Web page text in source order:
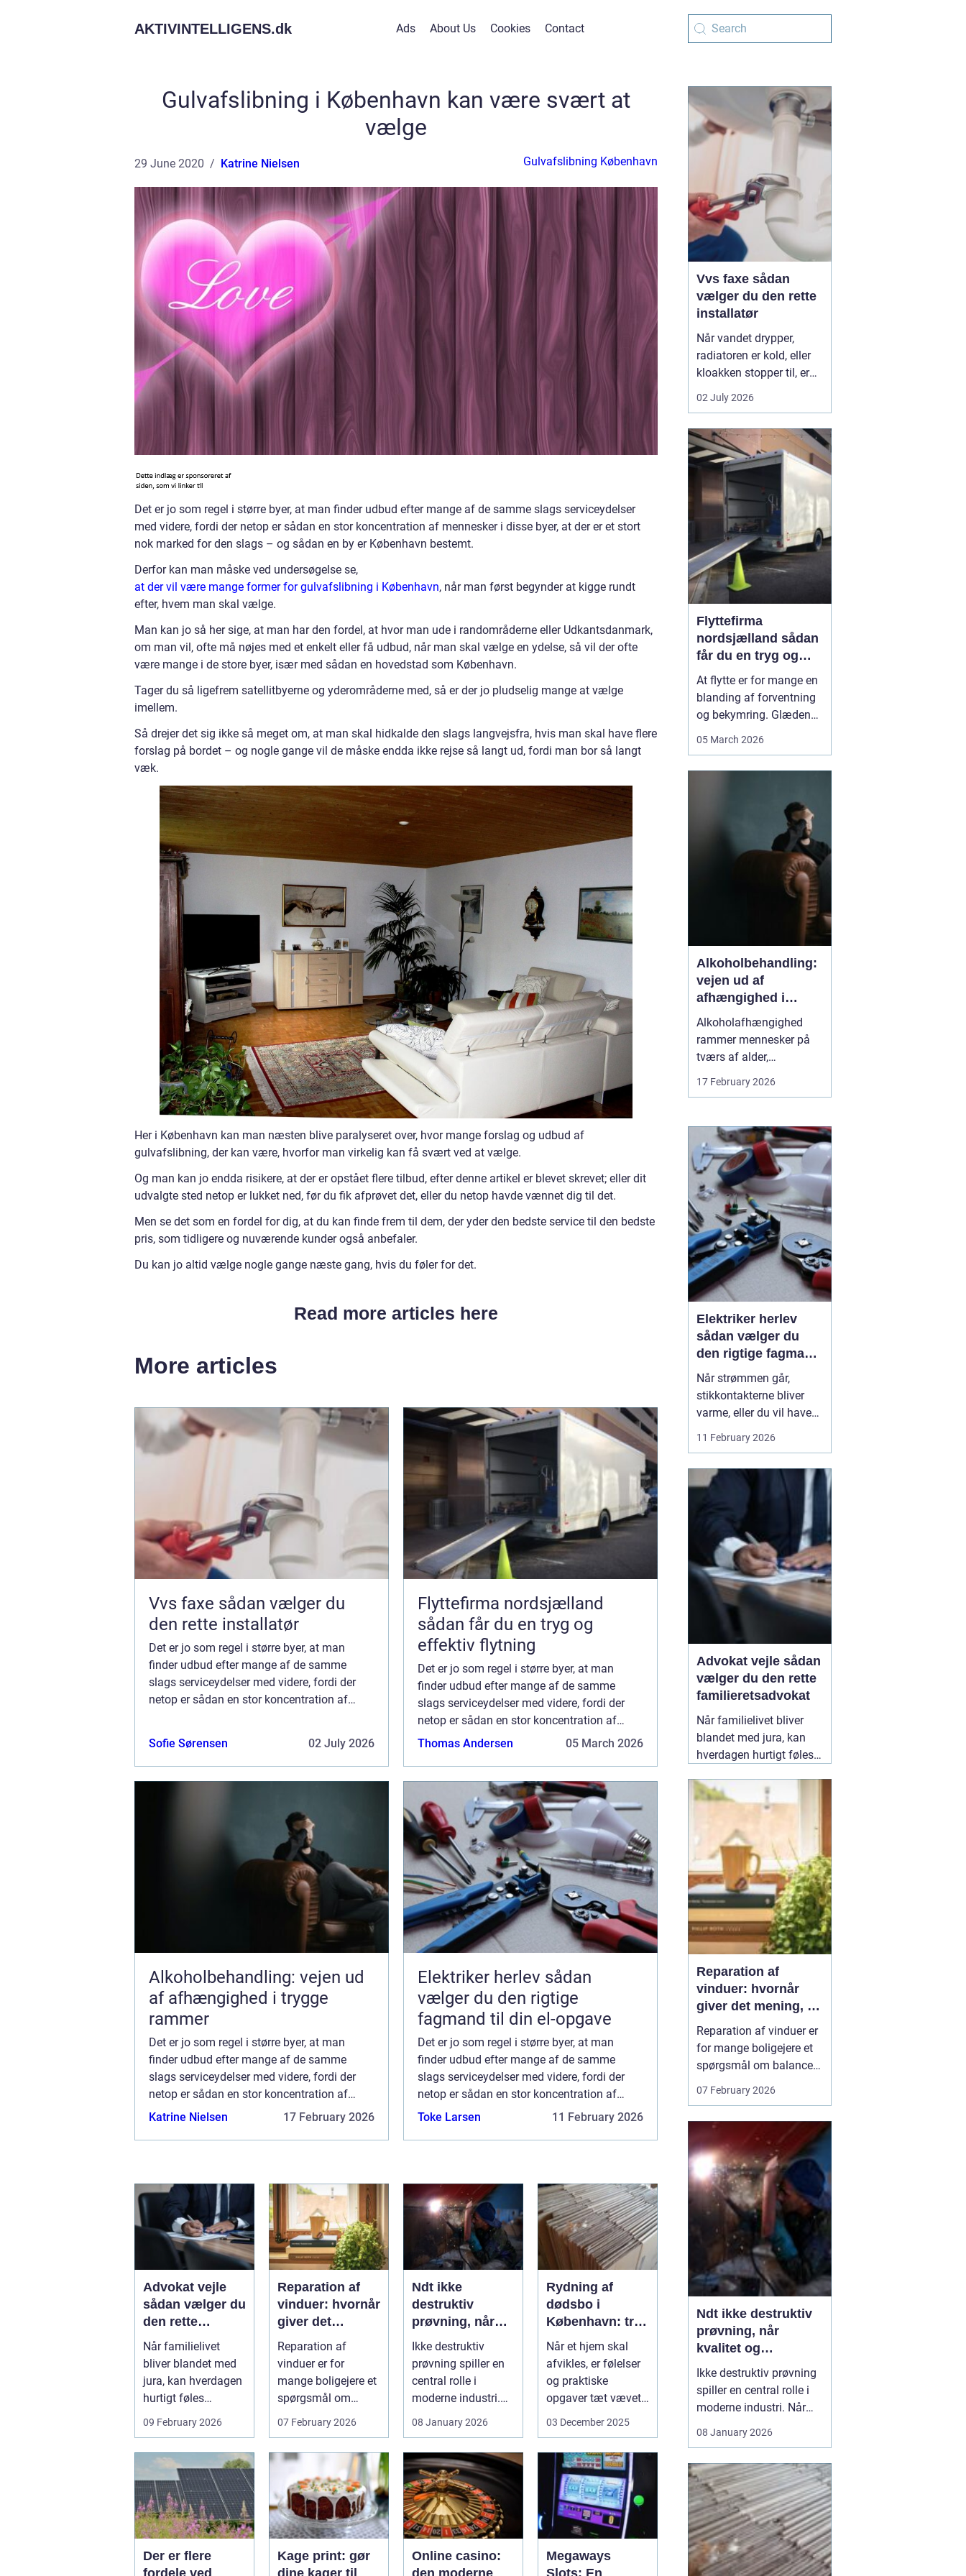
AKTIVINTELLIGENS.dk Ads About Us Cookies Contact
Gulvafslibning i København kan være svært at
vælge
29 June 2020 Katrine Nielsen Gulvafslibning København
Det er jo som regel i større byer, at man finder udbud efter mange af de samme slags serviceydelser
med videre, fordi der netop er sådan en stor koncentration af mennesker i disse byer, at der er et stort
nok marked for den slags – og sådan en by er København bestemt.
Derfor kan man måske ved undersøgelse se,
at der vil være mange former for gulvafslibning i København, når man først begynder at kigge rundt
efter, hvem man skal vælge.
Man kan jo så her sige, at man har den fordel, at hvor man ude i randområderne eller Udkantsdanmark,
om man vil, ofte må nøjes med et enkelt eller få udbud, når man skal vælge en ydelse, så vil der ofte
være mange i de store byer, især med sådan en hovedstad som København.
Tager du så ligefrem satellitbyerne og yderområderne med, så er der jo pludselig mange at vælge
imellem.
Så drejer det sig ikke så meget om, at man skal hidkalde den slags langvejsfra, hvis man skal have flere
forslag på bordet – og nogle gange vil de måske endda ikke rejse så langt ud, fordi man bor så langt
væk.
Her i København kan man næsten blive paralyseret over, hvor mange forslag og udbud af
gulvafslibning, der kan være, hvorfor man virkelig kan få svært ved at vælge.
Og man kan jo endda risikere, at der er opstået flere tilbud, efter denne artikel er blevet skrevet; eller dit
udvalgte sted netop er lukket ned, før du fik afprøvet det, eller du netop havde vænnet dig til det.
Men se det som en fordel for dig, at du kan finde frem til dem, der yder den bedste service til den bedste
pris, som tidligere og nuværende kunder også anbefaler.
Du kan jo altid vælge nogle gange næste gang, hvis du føler for det.
Read more articles here
More articles
Vvs faxe sådan vælger du
den rette installatør
Det er jo som regel i større byer, at man
finder udbud efter mange af de samme
slags serviceydelser med videre, fordi der
netop er sådan en stor koncentration af
Sofie Sørensen 02 July 2026
Flyttefirma nordsjælland
sådan får du en tryg og
effektiv flytning
Det er jo som regel i større byer, at man
finder udbud efter mange af de samme
slags serviceydelser med videre, fordi der
netop er sådan en stor koncentration af
mennesker i disse byer, at der er et stort nok
Thomas Andersen 05 March 2026
Alkoholbehandling: vejen ud
af afhængighed i trygge
rammer
Det er jo som regel i større byer, at man
finder udbud efter mange af de samme
slags serviceydelser med videre, fordi der
netop er sådan en stor koncentration af
mennesker i disse byer, at der er et stort nok
Katrine Nielsen 17 February 2026
Elektriker herlev sådan
vælger du den rigtige
fagmand til din el-opgave
Det er jo som regel i større byer, at man
finder udbud efter mange af de samme
slags serviceydelser med videre, fordi der
netop er sådan en stor koncentration af
mennesker i disse byer, at der er et stort nok
Toke Larsen 11 February 2026
Advokat vejle
sådan vælger du
den rette
familieretsadvok
at
Når familielivet
bliver blandet med
jura, kan hverdagen
hurtigt føles
uoverskuelig.
09 February 2026
Reparation af
vinduer: hvornår
giver det
mening, og hvad
skal du vælge?
Reparation af
vinduer er for
mange boligejere et
spørgsmål om
balance. På den
07 February 2026
Ndt ikke
destruktiv
prøvning, når
kvalitet og
sikkerhed er
afgørende
Ikke destruktiv
prøvning spiller en
central rolle i
moderne industri.
Når svejsninger,
08 January 2026
Rydning af
dødsbo i
København: tryg
proces og
respekt for boet
Når et hjem skal
afvikles, er følelser
og praktiske
opgaver tæt vævet
samme...
03 December 2025
Der er flere
Kage print: gør
Online casino:
Megaways
Vvs faxe sådan
vælger du den rette
installatør
Når vandet drypper,
radiatoren er kold, eller
kloakken stopper til, er
en dygtig VVS-installatør
ikke bare rar at have det
Faxe-området findes der
flere firmaer, der kan
hjælpe, men kvalitet,
responstid og rådgivning
varierer m...
02 July 2026
Flyttefirma
nordsjælland sådan
får du en tryg og
effektiv flytning
At flytte er for mange en
blanding af forventning
og bekymring. Glæden
ved et nyt hjem bliver
logistik, der skal gå op.
Flyttefirma Nordsjæ...
05 March 2026
Alkoholbehandling:
vejen ud af
afhængighed i
trygge rammer
Alkoholafhængighed
rammer mennesker på
tværs af alder,
uddannelse og
baggrund. For mange
Et glas for at falde ned
efter arbejde, lidt ekstra i
weekenden, og pludselig
er alkoholen blevet en
nødve...
17 February 2026
Elektriker herlev
sådan vælger du
den rigtige fagmand
til din el-opgave
Når strømmen går,
stikkontakterne bliver
varme, eller du vil have
ny belysning i hjemmet,
bliver valget af elektriker
Mange søger
efter en
hvordan vurd...
11 February 2026
Advokat vejle sådan
vælger du den rette
familieretsadvokat
Når familielivet bliver
blandet med jura, kan
hverdagen hurtigt føles
om børn, ægteskab, arv
eller bolig handler
sjældent kun om
paragraffer, men også
om følelser, tryghed og
fremtid. I sådan en
situation kan en09
February 2026
Reparation af
vinduer: hvornår
giver det mening, og
hvad skal du
vælge?
Reparation af vinduer er
for mange boligejere et
spørgsmål om balance.
På den ene side vil du
gerne bevare husets
unødvendige udgifter. På
den anden side skal
vinduerne være tætte,
ene...
07 February 2026
Ndt ikke destruktiv
prøvning, når
kvalitet og
sikkerhed er
afgørende
Ikke destruktiv prøvning
spiller en central rolle i
moderne industri. Når
udstyr, tanke eller
kontrolleres, skal det ske
uden at ødelægge
emnet. Her kommerN...
08 January 2026